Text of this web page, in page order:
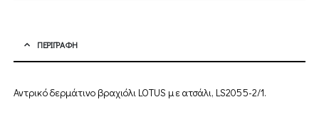
ΠΕΡΙΓΡΑΦΉ
Αντρικό δερμάτινο βραχιόλι LOTUS με ατσάλι, LS2055-2/1.